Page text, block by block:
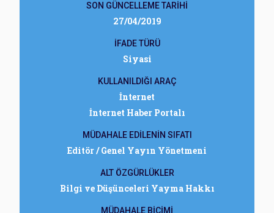
SON GÜNCELLEME TARİHİ
27/04/2019
İFADE TÜRÜ
Siyasi
KULLANILDIĞI ARAÇ
İnternet
İnternet Haber Portalı
MÜDAHALE EDİLENİN SIFATI
Editör / Genel Yayın Yönetmeni
ALT ÖZGÜRLÜKLER
Bilgi ve Düşünceleri Yayma Hakkı
MÜDAHALE BİÇİMİ